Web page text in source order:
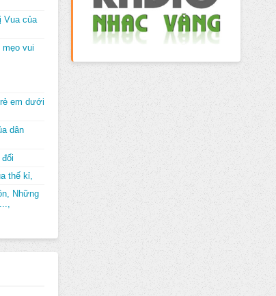
Vua của
vui
em dưới
dân
thế kỉ,
Những